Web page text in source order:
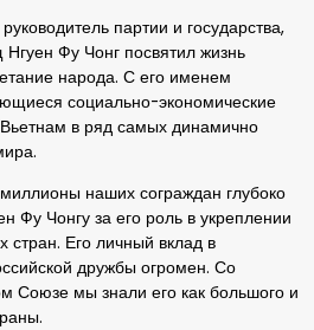
партии и государства,
Фу Чонг посвятил жизнь
народа. С его именем
социально-экономические
в ряд самых динамично
наших сограждан глубоко
Фу Чонгу за его роль в укреплении
стран. Его личный вклад в
дружбы огромен. Со
Союзе мы знали его как большого и